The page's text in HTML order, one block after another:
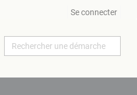
Se connecter